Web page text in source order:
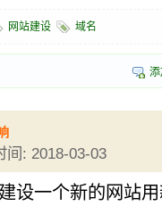
网站建设 域名
间: 2018-03-03
设一个新的网站